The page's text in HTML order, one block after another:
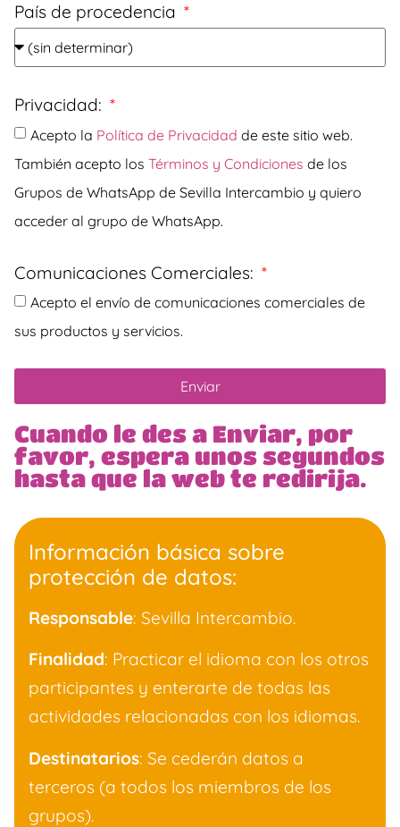
País de procedencia
Privacidad:
Acepto la Política de Privacidad de este sitio web.
También acepto los Términos y Condiciones de los
Grupos de WhatsApp de Sevilla Intercambio y quiero
acceder al grupo de WhatsApp.
Comunicaciones Comerciales:
Acepto el envío de comunicaciones comerciales de
sus productos y servicios.
Enviar
Cuando le des a Enviar, por
favor, espera unos segundos
hasta que la web te redirija.
Información básica sobre
protección de datos:
Responsable: Sevilla Intercambio.
Finalidad: Practicar el idioma con los otros
participantes y enterarte de todas las
actividades relacionadas con los idiomas.
Destinatarios: Se cederán datos a
terceros (a todos los miembros de los
grupos).